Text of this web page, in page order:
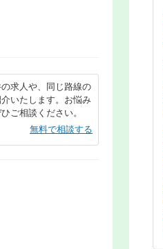
求人や、同じ路線の
いたします。お悩み
ご相談ください。
無料で相談する